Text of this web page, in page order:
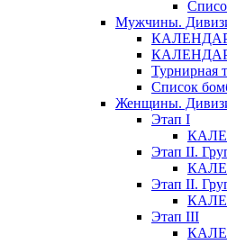
Мужчины.
Турнирная
Список
Женщины.
Этап I
Этап II.
Этап II.
Этап III